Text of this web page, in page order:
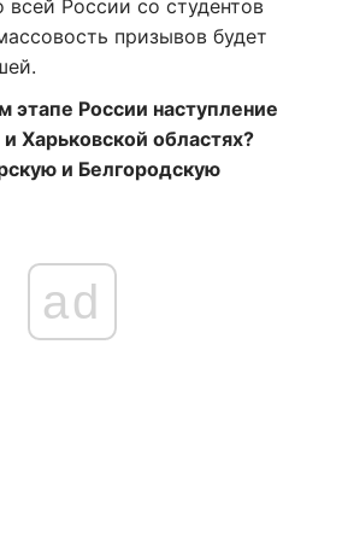
всей России со студентов
призывов будет
этапе России наступление
Харьковской областях?
и Белгородскую
ad